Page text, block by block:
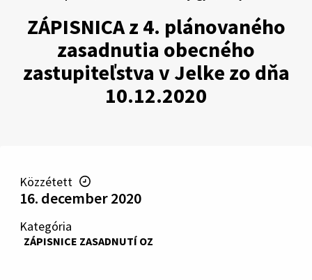
ZÁPISNICA z 4. plánovaného
zasadnutia obecného
zastupiteľstva v Jelke zo dňa
10.12.2020
Közzétett
16. december 2020
Kategória
ZÁPISNICE ZASADNUTÍ OZ